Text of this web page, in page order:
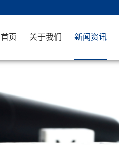
首页 关于我们 新闻资讯